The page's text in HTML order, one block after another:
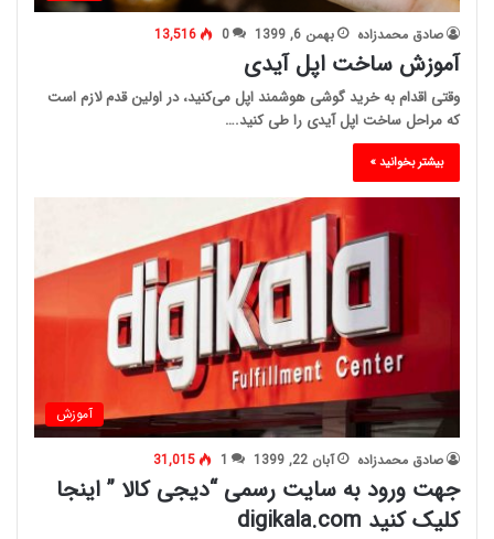
صادق محمدزاده بهمن 6, 1399 0
13,516
آموزش ساخت اپل آیدی
وقتی اقدام به خرید گوشی هوشمند اپل می‌کنید، در اولین قدم لازم است
که مراحل ساخت اپل آیدی را طی کنید.…
بیشتر بخوانید »
آموزش
صادق محمدزاده آبان 22, 1399 1
31,015
جهت ورود به سایت رسمی “دیجی کالا ” اینجا
کلیک کنید digikala.com